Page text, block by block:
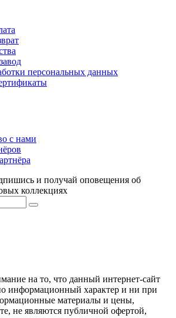
персональных данных
c нами
и получай оповещения об
коллекциях
на то, что данный интернет-сайт
информационный характер и ни при
материалы и цены,
не являются публичной офертой,